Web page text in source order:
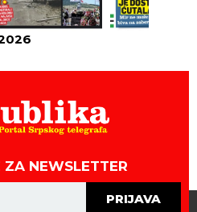
ZA NEWSLETTER
PRIJAVA